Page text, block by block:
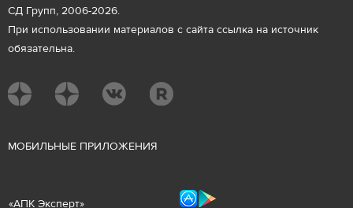
СД Групп, 2006-2026.
При использовании материалов с сайта ссылка на источник
обязательна.
МОБИЛЬНЫЕ ПРИЛОЖЕНИЯ
«АПК Эксперт»